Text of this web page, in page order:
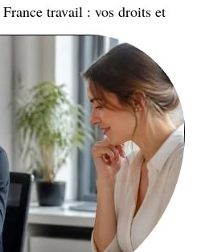
travail : vos droits et